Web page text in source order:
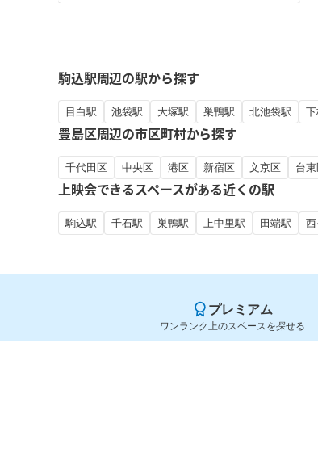
駒込駅周辺の駅から探す
目白駅 池袋駅 大塚駅 巣鴨駅 北池袋駅
豊島区周辺の市区町村から探す
千代田区 中央区 港区 新宿区 文京区 台
上映会できるスペースがある近くの駅
駒込駅 千石駅 巣鴨駅 上中里駅 田端駅
プレミアム
ワンランク上のスペースを探せる